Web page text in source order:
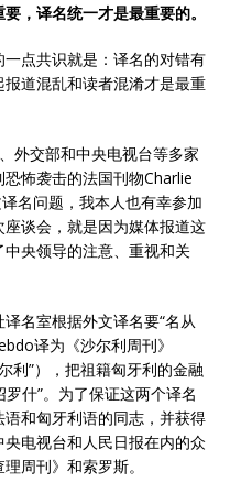
，译名统一才是最重要的。
点共识就是：译名的对错有
道混乱和读者混淆才是最重
外交部和中央电视台等多家
怖袭击的法国刊物Charlie
名问题，我本人也有幸参加
谈会，就是因为媒体报道这
央领导的注意、重视和关
名室根据外文译名要“名从
译为《沙尔利周刊》
利”），把祖籍匈牙利的金融
什”。为了保证这两个译名
和匈牙利语的同志，并获得
电视台和人民日报在内的众
周刊》和索罗斯。